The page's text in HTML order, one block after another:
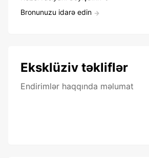
Bronunuzu idarə edin
Eksklüziv təkliflər
Endirimlər haqqında məlumat